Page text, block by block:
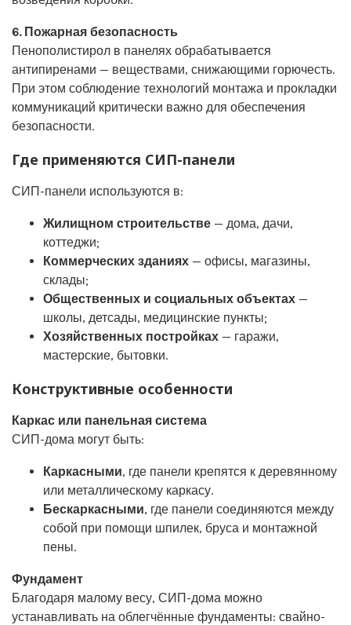
6. Пожарная безопасность
Пенополистирол в панелях обрабатывается
антипиренами — веществами, снижающими горючесть.
При этом соблюдение технологий монтажа и прокладки
коммуникаций критически важно для обеспечения
безопасности.
Где применяются СИП-панели
СИП-панели используются в:
Жилищном строительстве — дома, дачи,
коттеджи;
Коммерческих зданиях — офисы, магазины,
склады;
Общественных и социальных объектах —
школы, детсады, медицинские пункты;
Хозяйственных постройках — гаражи,
мастерские, бытовки.
Конструктивные особенности
Каркас или панельная система
СИП-дома могут быть:
Каркасными, где панели крепятся к деревянному
или металлическому каркасу.
Бескаркасными, где панели соединяются между
собой при помощи шпилек, бруса и монтажной
пены.
Фундамент
Благодаря малому весу, СИП-дома можно
устанавливать на облегчённые фундаменты: свайно-